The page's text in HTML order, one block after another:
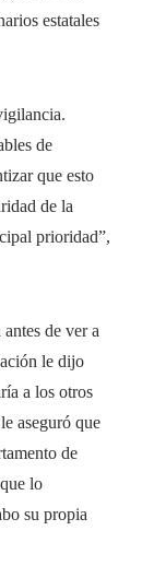
estatales
de
que esto
de la
prioridad”,
de ver a
le dijo
a los otros
aseguró que
de
lo
su propia